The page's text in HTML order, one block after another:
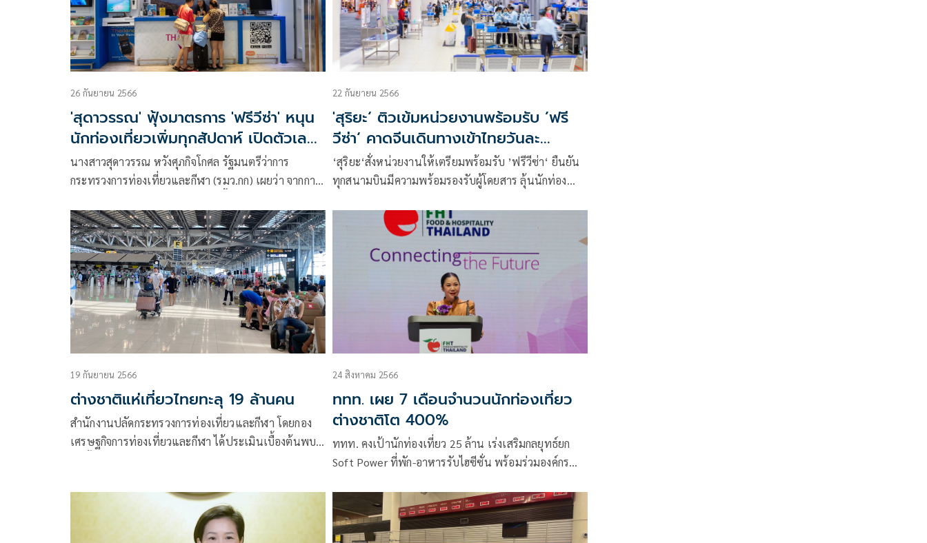
26 กันยายน 2566
'สุดาวรรณ' ฟุ้งมาตรการ 'ฟรีวีซ่า' หนุน
นักท่องเที่ยวเพิ่มทุกสัปดาห์ เปิดตัวเลข
ล่าสุด 19.4 ล้านคน
นางสาวสุดาวรรณ หวังศุภกิจโกศล รัฐมนตรีว่าการ
กระทรวงการท่องเที่ยวและกีฬา (รมว.กก) เผยว่า จากการ
ปลัดกระทรวงการท่องเที่ยวและกีฬา
22 กันยายน 2566
'สุริยะ‘ ติวเข้มหน่วยงานพร้อมรับ ’ฟรี
วีซ่า‘ คาดจีนเดินทางเข้าไทยวันละ
18,656 คน
‘สุริยะ‘สั่งหน่วยงานให้เตรียมพร้อมรับ ’ฟรีวีซ่า‘ ยืนยัน
ทุกสนามบินมีความพร้อมรองรับผู้โดยสาร ลุ้นนักท่อง
ตม.ช่องตรวจหนังสือเดินทาง 138 ช่อง ในชั่วโมงหนา
แน่น และเครื่องตรวจอัตโนมัติ 16 เครื่อง รองรับผู้
โดยสารได้ 7,140 คนต่อชั่วโมง
19 กันยายน 2566
ต่างชาติแห่เที่ยวไทยทะลุ 19 ล้านคน
สำนักงานปลัดกระทรวงการท่องเที่ยวและกีฬา โดยกอง
เศรษฐกิจการท่องเที่ยวและกีฬา ได้ประเมินเบื้องต้นพบ
24 สิงหาคม 2566
ททท. เผย 7 เดือนจำนวนนักท่องเที่ยว
ต่างชาติโต 400%
ททท. คงเป้านักท่องเที่ยว 25 ล้าน เร่งเสริมกลยุทธ์ยก
Soft Power ที่พัก-อาหารรับไฮซีซั่น พร้อมร่วมองค์กร
Thailand 2023 งานแสดงสินค้ากลุ่มธุรกิจโรงแรม ร้าน
อาหาร คาเฟ่ บาร์ ร้านกาแฟ ค้าปลีก และธุรกิจบริการที่
ใหญ่ที่สุดของภูมิภาค คาดผู้สนใจเข้าร่วมงานกว่า 28,000